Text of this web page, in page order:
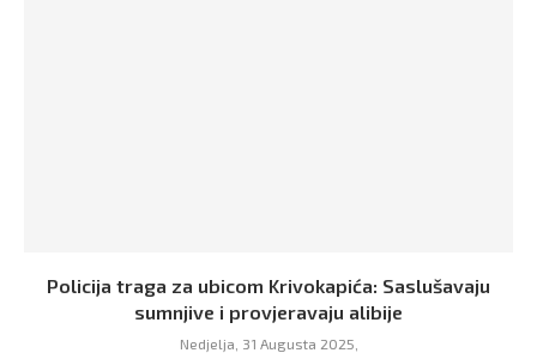
Policija traga za ubicom Krivokapića: Saslušavaju
sumnjive i provjeravaju alibije
Nedjelja, 31 Augusta 2025,